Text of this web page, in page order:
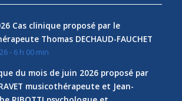
Cas clinique proposé par le
Thomas DECHAUD-FAUCHET
- 6 h 00 min
du mois de juin 2026 proposé par
musicothérapeute et Jean-